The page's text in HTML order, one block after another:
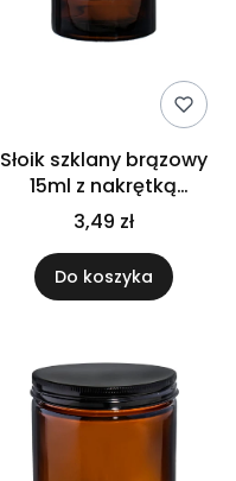
Słoik szklany brązowy
15ml z nakrętką
bambusową
3,49 zł
Do koszyka